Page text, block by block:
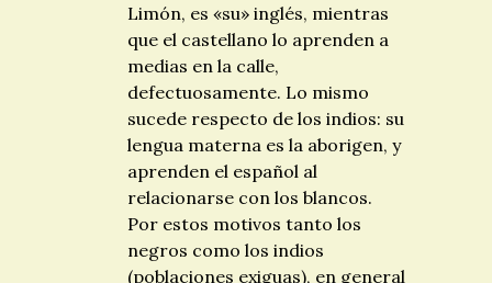
Limón, es «su» inglés, mientras
que el castellano lo aprenden a
medias en la calle,
defectuosamente. Lo mismo
sucede respecto de los indios: su
lengua materna es la aborigen, y
aprenden el español al
relacionarse con los blancos.
Por estos motivos tanto los
negros como los indios
(poblaciones exiguas), en general